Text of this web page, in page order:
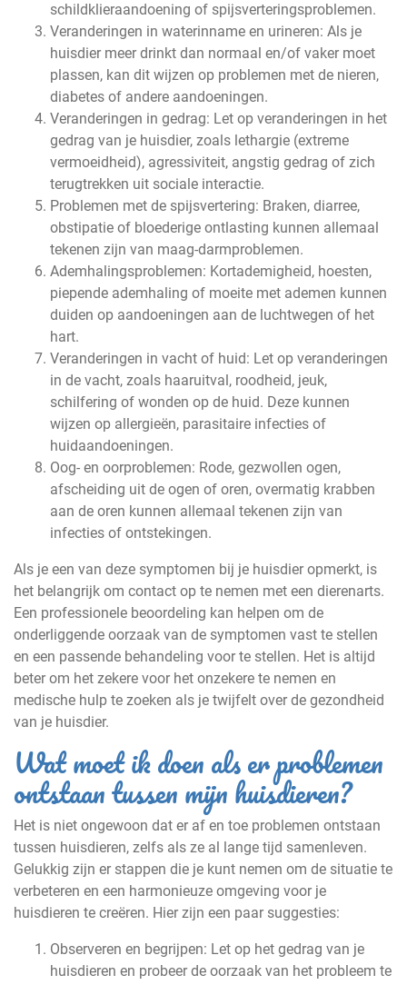
schildklieraandoening of spijsverteringsproblemen.
Veranderingen in waterinname en urineren: Als je
huisdier meer drinkt dan normaal en/of vaker moet
plassen, kan dit wijzen op problemen met de nieren,
diabetes of andere aandoeningen.
Veranderingen in gedrag: Let op veranderingen in het
gedrag van je huisdier, zoals lethargie (extreme
vermoeidheid), agressiviteit, angstig gedrag of zich
terugtrekken uit sociale interactie.
Problemen met de spijsvertering: Braken, diarree,
obstipatie of bloederige ontlasting kunnen allemaal
tekenen zijn van maag-darmproblemen.
Ademhalingsproblemen: Kortademigheid, hoesten,
piepende ademhaling of moeite met ademen kunnen
duiden op aandoeningen aan de luchtwegen of het
hart.
Veranderingen in vacht of huid: Let op veranderingen
in de vacht, zoals haaruitval, roodheid, jeuk,
schilfering of wonden op de huid. Deze kunnen
wijzen op allergieën, parasitaire infecties of
huidaandoeningen.
Oog- en oorproblemen: Rode, gezwollen ogen,
afscheiding uit de ogen of oren, overmatig krabben
aan de oren kunnen allemaal tekenen zijn van
infecties of ontstekingen.
Als je een van deze symptomen bij je huisdier opmerkt, is
het belangrijk om contact op te nemen met een dierenarts.
Een professionele beoordeling kan helpen om de
onderliggende oorzaak van de symptomen vast te stellen
en een passende behandeling voor te stellen. Het is altijd
beter om het zekere voor het onzekere te nemen en
medische hulp te zoeken als je twijfelt over de gezondheid
van je huisdier.
Wat moet ik doen als er problemen
ontstaan tussen mijn huisdieren?
Het is niet ongewoon dat er af en toe problemen ontstaan
tussen huisdieren, zelfs als ze al lange tijd samenleven.
Gelukkig zijn er stappen die je kunt nemen om de situatie te
verbeteren en een harmonieuze omgeving voor je
huisdieren te creëren. Hier zijn een paar suggesties:
Observeren en begrijpen: Let op het gedrag van je
huisdieren en probeer de oorzaak van het probleem te